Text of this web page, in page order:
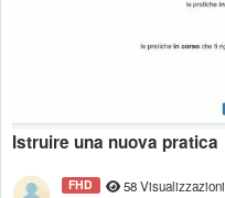
Istruire una nuova pratica
FHD 58 Visualizzazioni